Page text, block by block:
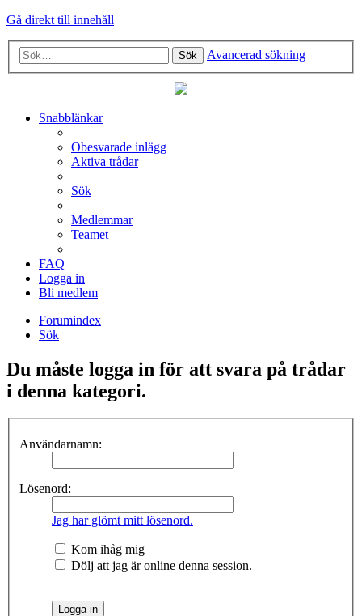
Gå direkt till innehåll
Sök Avancerad sökning
Snabblänkar
Obesvarade inlägg
Aktiva trådar
Sök
Medlemmar
Teamet
FAQ
Logga in
Bli medlem
Forumindex
Sök
Du måste logga in för att svara på trådar
i denna kategori.
Användarnamn:
Lösenord:
Jag har glömt mitt lösenord.
Kom ihåg mig
Dölj att jag är online denna session.